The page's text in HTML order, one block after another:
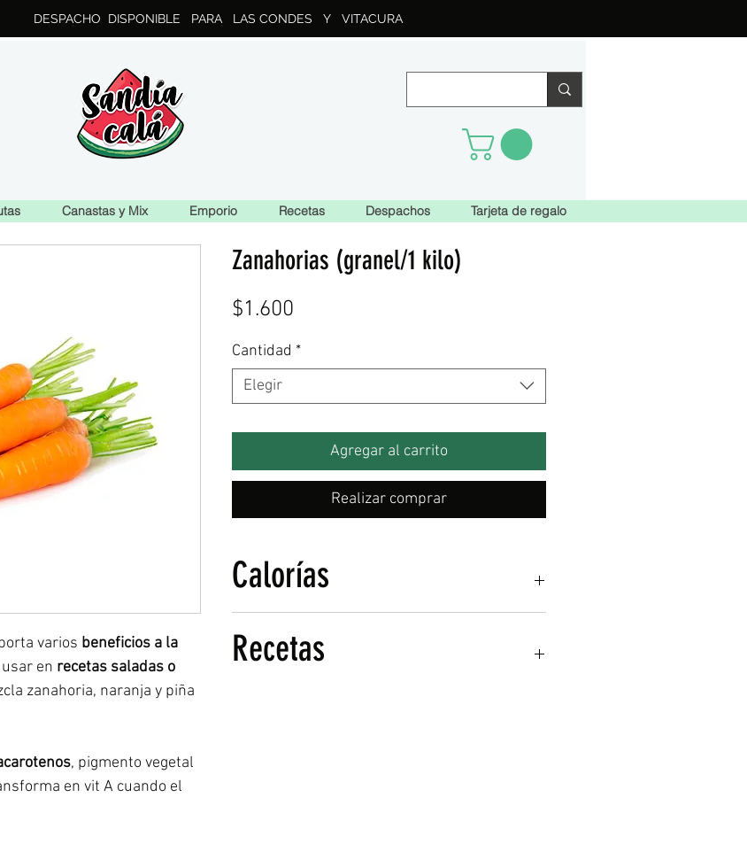
DESPACHO DISPONIBLE PARA LAS CONDES Y VITACURA
Canastas y Mix Emporio Recetas Despachos Tarjeta de regalo
varios beneficios a la
en recetas saladas o
zanahoria, naranja y piña
, pigmento vegetal
en vit A cuando el
Zanahorias (granel/1 kilo)
$1.600
Cantidad *
Elegir
Agregar al carrito
Realizar comprar
Calorías
41 calorías por cada 100 gr
Recetas